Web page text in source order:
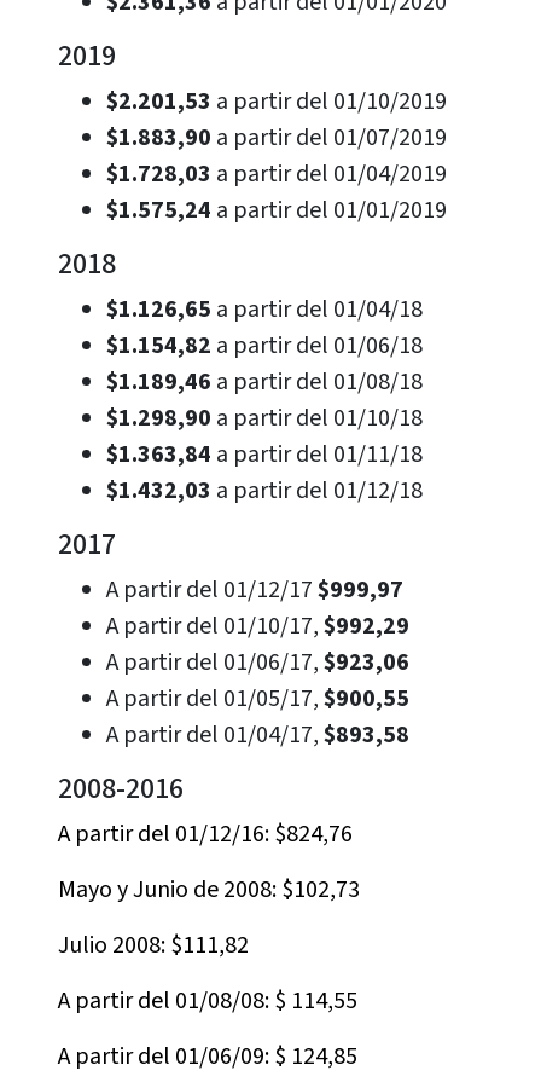
2019
$2.201,53 a partir del 01/10/2019
$1.883,90 a partir del 01/07/2019
$1.728,03 a partir del 01/04/2019
$1.575,24 a partir del 01/01/2019
2018
$1.126,65 a partir del 01/04/18
$1.154,82 a partir del 01/06/18
$1.189,46 a partir del 01/08/18
$1.298,90 a partir del 01/10/18
$1.363,84 a partir del 01/11/18
$1.432,03 a partir del 01/12/18
2017
A partir del 01/12/17$999,97
A partir del 01/10/17,$992,29
A partir del 01/06/17,$923,06
A partir del 01/05/17,$900,55
A partir del 01/04/17,$893,58
2008-2016
A partir del 01/12/16: $824,76
Mayo y Junio de 2008: $102,73
Julio 2008: $111,82
A partir del 01/08/08: $ 114,55
A partir del 01/06/09: $ 124,85